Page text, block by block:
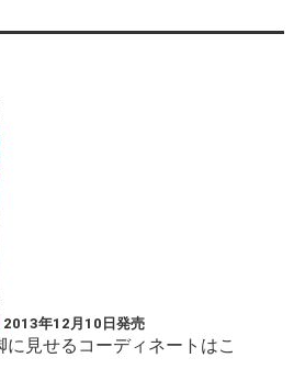
2013年12月10日発売
に見せるコーディネートはこ